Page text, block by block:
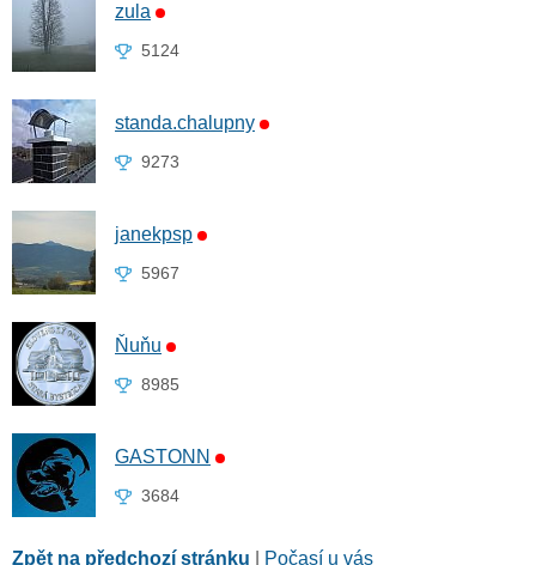
zula
5124
standa.chalupny
9273
janekpsp
5967
Ňuňu
8985
GASTONN
3684
Zpět na předchozí stránku Počasí u vás